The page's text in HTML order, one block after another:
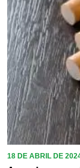
18 DE ABRIL DE